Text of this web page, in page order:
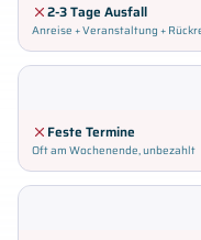
2-3 Tage Ausfall
Anreise + Veranstaltung +
Feste Termine
Oft am Wochenende, unbezahlt